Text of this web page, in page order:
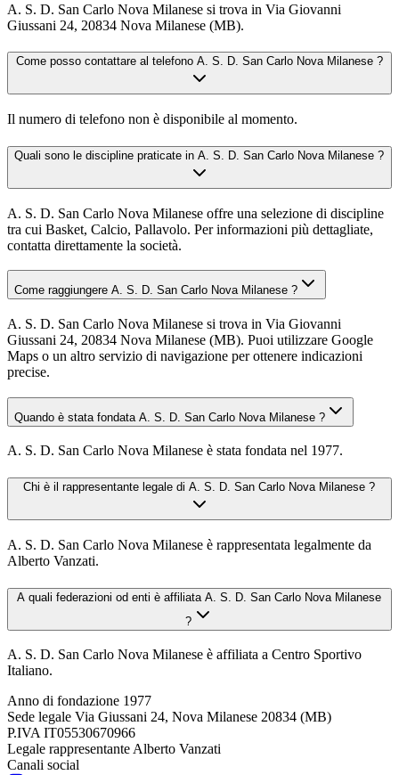
A. S. D. San Carlo Nova Milanese si trova in Via Giovanni
Giussani 24, 20834 Nova Milanese (MB).
Come posso contattare al telefono A. S. D. San Carlo Nova Milanese ?
Il numero di telefono non è disponibile al momento.
Quali sono le discipline praticate in A. S. D. San Carlo Nova Milanese ?
A. S. D. San Carlo Nova Milanese offre una selezione di discipline
tra cui Basket, Calcio, Pallavolo. Per informazioni più dettagliate,
contatta direttamente la società.
Come raggiungere A. S. D. San Carlo Nova Milanese ?
A. S. D. San Carlo Nova Milanese si trova in Via Giovanni
Giussani 24, 20834 Nova Milanese (MB). Puoi utilizzare Google
Maps o un altro servizio di navigazione per ottenere indicazioni
precise.
Quando è stata fondata A. S. D. San Carlo Nova Milanese ?
A. S. D. San Carlo Nova Milanese è stata fondata nel 1977.
Chi è il rappresentante legale di A. S. D. San Carlo Nova Milanese ?
A. S. D. San Carlo Nova Milanese è rappresentata legalmente da
Alberto Vanzati.
A quali federazioni od enti è affiliata A. S. D. San Carlo Nova Milanese
?
A. S. D. San Carlo Nova Milanese è affiliata a Centro Sportivo
Italiano.
Anno di fondazione 1977
Sede legale Via Giussani 24, Nova Milanese 20834 (MB)
P.IVA IT05530670966
Legale rappresentante Alberto Vanzati
Canali social